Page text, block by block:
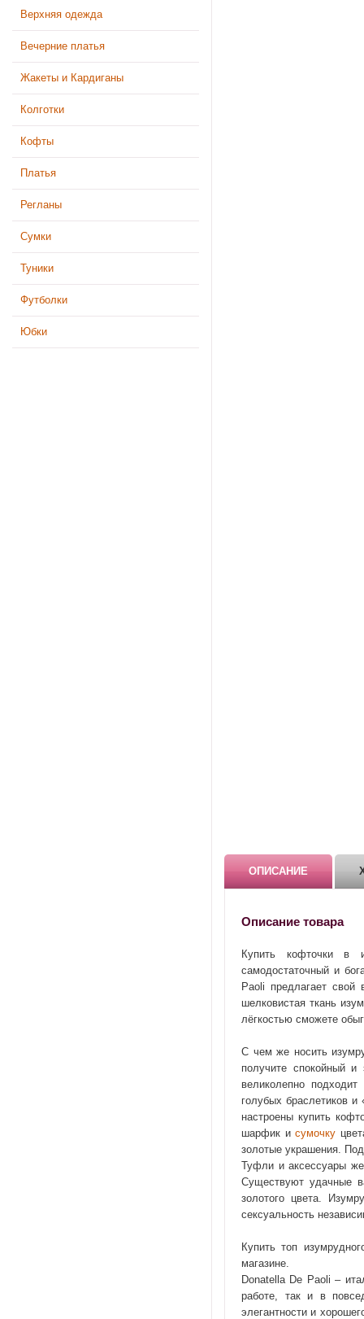
Верхняя одежда
Вечерние платья
Жакеты и Кардиганы
Колготки
Кофты
Платья
Регланы
Сумки
Туники
Футболки
Юбки
ОПИСАНИЕ
Описание товара
Купить кофточки в
самодостаточный и
Paoli предлагает свой
шелковистая ткань
лёгкостью сможете
С чем же носить
получите спокойный
великолепно
голубых браслетиков
настроены купить
шарфик исумочку
золотые украшения.
Туфли и аксессуары
Существуют удачные
золотого цвета.
сексуальность
Купить топ
магазине.
Donatella De Paoli –
работе, так и в
элегантности и